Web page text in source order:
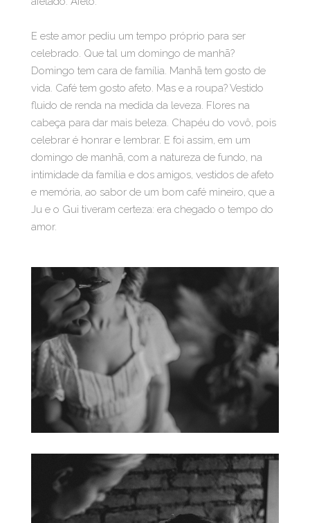
E este amor pediu um tempo próprio para ser
celebrado. Que tal um domingo de manhã?
Domingo tem cara de família. Manhã tem gosto de
vida. Café tem gosto afeto. Mas e a roupa? Vestido
fluido de renda na medida da leveza. Flores na
cabeça para dar mais beleza. Chapéu do vovô, pois
celebrar é honrar e lembrar. E foi assim, em um
domingo de manhã, com a natureza de fundo, na
intimidade da família e dos amigos, vestidos de afeto
e memória, ao sabor de um bom café mineiro, que a
Ju e o Gui tiveram certeza: era chegado o tempo do
amor.